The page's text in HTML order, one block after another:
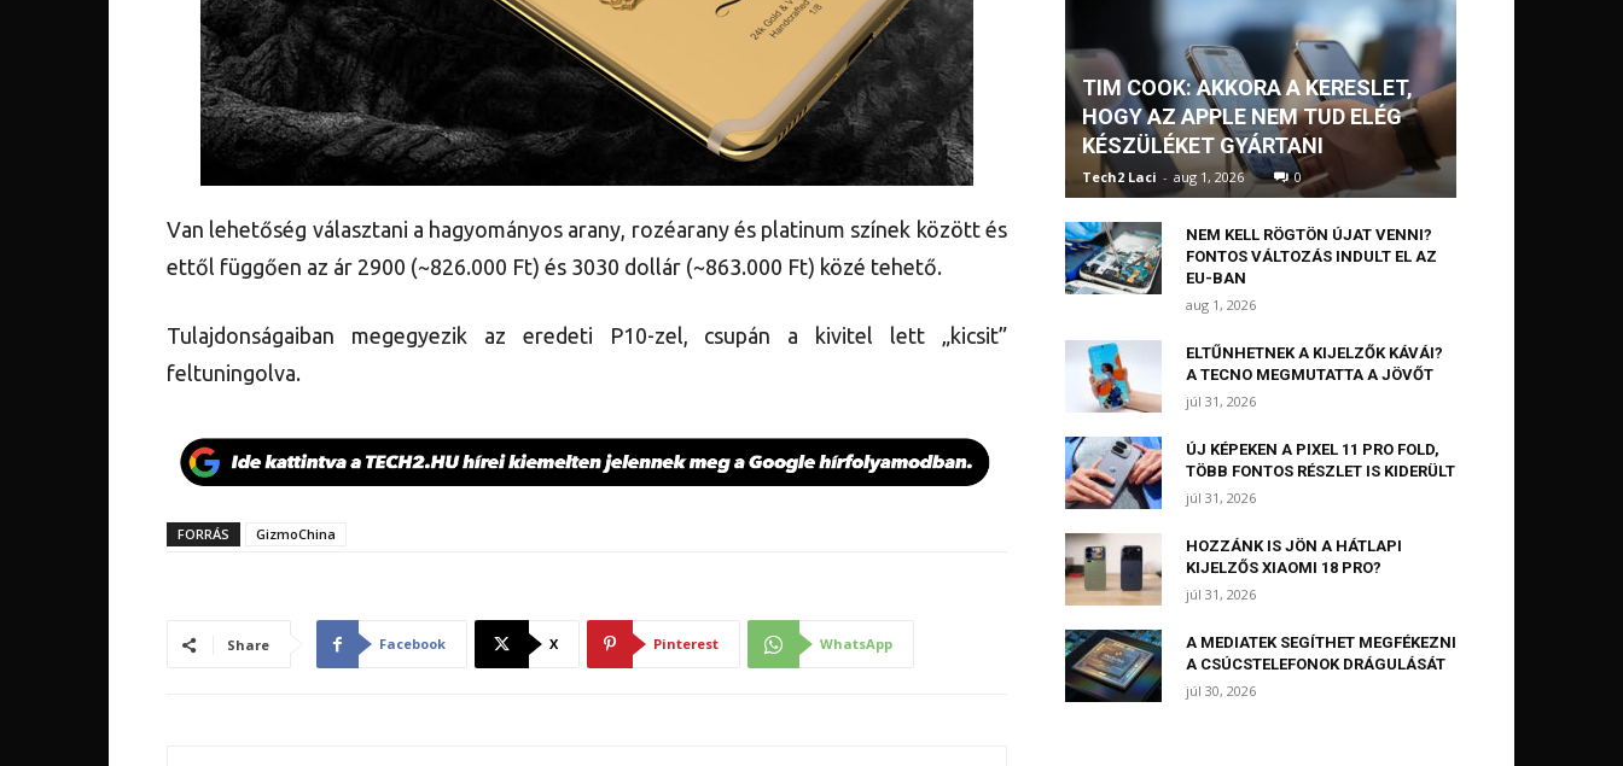
Van lehetőség választani a hagyományos arany, rozéarany és platinum színek között és
ettől függően az ár 2900 (~826.000 Ft) és 3030 dollár (~863.000 Ft) közé tehető.
Tulajdonságaiban megegyezik az eredeti P10-zel, csupán a kivitel lett „kicsit”
feltuningolva.
FORRÁS GizmoChina
Share Facebook X Pinterest WhatsApp
TIM COOK: AKKORA A KERESLET,
HOGY AZ APPLE NEM TUD ELÉG
KÉSZÜLÉKET GYÁRTANI
Tech2 Laci - aug 1, 2026 0
NEM KELL RÖGTÖN ÚJAT VENNI?
FONTOS VÁLTOZÁS INDULT EL AZ
EU-BAN
aug 1, 2026
ELTŰNHETNEK A KIJELZŐK KÁVÁI?
A TECNO MEGMUTATTA A JÖVŐT
júl 31, 2026
ÚJ KÉPEKEN A PIXEL 11 PRO FOLD,
TÖBB FONTOS RÉSZLET IS KIDERÜLT
júl 31, 2026
HOZZÁNK IS JÖN A HÁTLAPI
KIJELZŐS XIAOMI 18 PRO?
júl 31, 2026
A MEDIATEK SEGÍTHET MEGFÉKEZNI
A CSÚCSTELEFONOK DRÁGULÁSÁT
júl 30, 2026